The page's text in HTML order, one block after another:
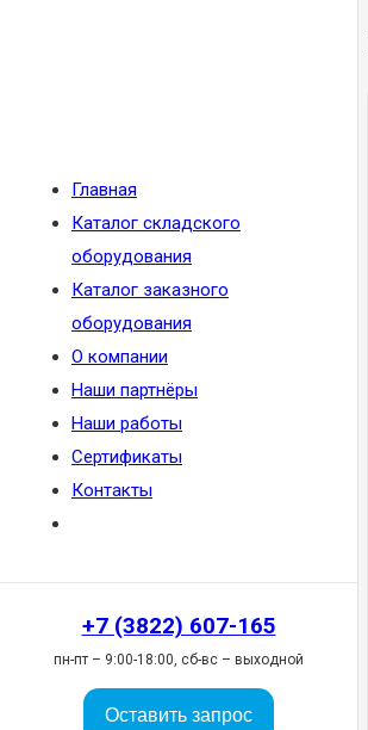
Главная
Каталог складского
оборудования
Каталог заказного
оборудования
О компании
Наши партнёры
Наши работы
Сертификаты
Контакты
+7 (3822) 607-165
пн-пт – 9:00-18:00, сб-вс – выходной
Оставить запрос